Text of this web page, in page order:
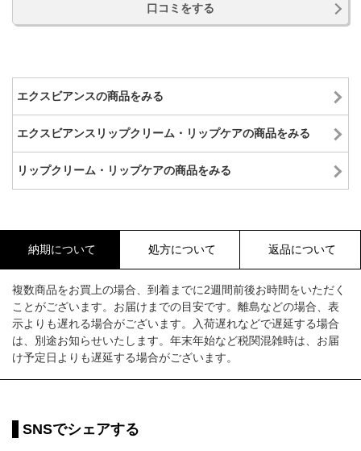
口コミをする
エクスビアンスの商品をみる
エクスビアンスリップクリーム・リップケアの商品をみる
リップクリーム・リップケアの商品をみる
納期について 処方について 返品について
複数商品をお買上の場合、到着までに2週間前後お時間をいただく
ことがございます。お届けまでの目安です。離島などの場合、表
示よりも遅れる場合がございます。入荷遅れなどで遅延する場合
は、別途お知らせいたします。年末年始など税関混雑時は、お届
け予定日よりも遅延する場合がございます。
SNSでシェアする